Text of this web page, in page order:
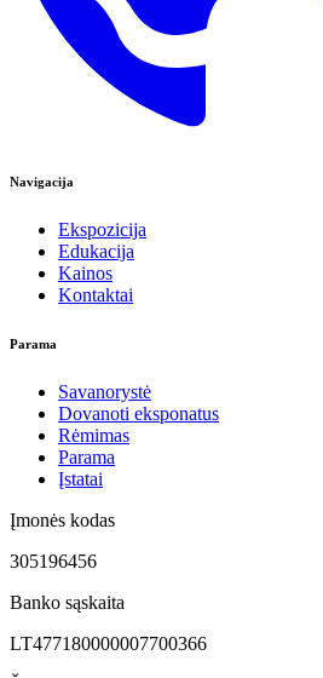
Navigacija
Ekspozicija
Edukacija
Kainos
Kontaktai
Parama
Savanorystė
Dovanoti eksponatus
Rėmimas
Parama
Įstatai
Įmonės kodas
305196456
Banko sąskaita
LT477180000007700366